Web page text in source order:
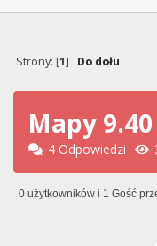
Strony: [1] Do dołu
Mapy 9.40
4 Odpowiedzi
0 użytkowników i 1 Gość